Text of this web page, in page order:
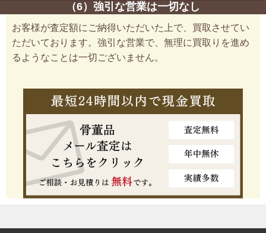
（6）強引な営業は一切なし
お客様が査定額にご納得いただいた上で、買取させてい
ただいております。強引な営業で、無理に買取りを進め
るようなことは一切ございません。